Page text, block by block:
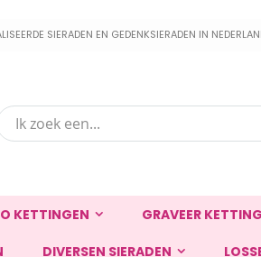
SIERADEN EN GEDENKSIERADEN IN
KETTINGEN GRAVEER
DIVERSEN SIERADEN